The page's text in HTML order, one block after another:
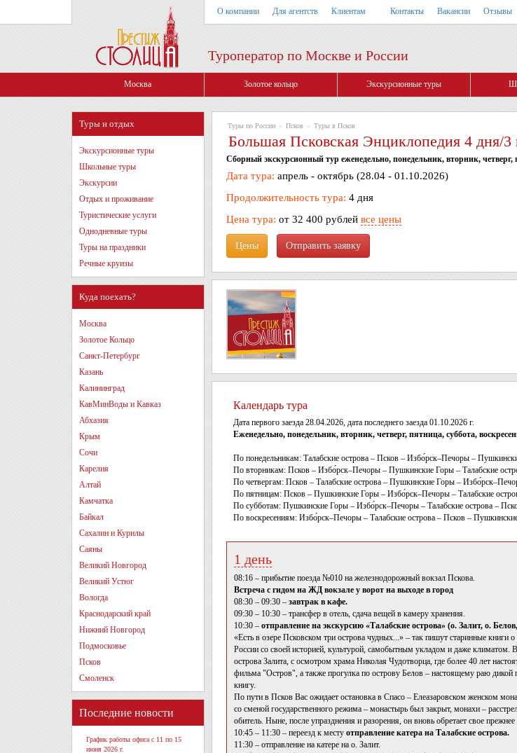
О компании Для агентств Клиентам Контакты Вакансии Отзывы
Туроператор по Москве и России
Москва Золотое кольцо Экскурсионные туры
Туры и отдых
Экскурсионные туры
Школьные туры
Экскурсии
Отдых и проживание
Туристические услуги
Однодневные туры
Туры на праздники
Речные круизы
Куда поехать?
Москва
Золотое Кольцо
Санкт-Петербург
Казань
Калининград
КавМинВоды и Кавказ
Абхазия
Крым
Сочи
Карелия
Алтай
Камчатка
Байкал
Сахалин и Курилы
Саяны
Великий Новгород
Великий Устюг
Вологда
Краснодарский край
Нижний Новгород
Подмосковье
Псков
Смоленск
Последние новости
График работы офиса с 11 по 15
июня 2026 г.
Туры по России » Псков » Туры в Псков
Большая Псковская Энциклопедия 4 дня/3
Сборный экскурсионный тур еженедельно, понедельник, вторник, четверг,
Дата тура: апрель - октябрь (28.04 - 01.10.2026)
Продолжительность тура: 4 дня
Цена тура: от 32 400 рублей все цены
Цены
Календарь тура
Дата первого заезда 28.04.2026, дата последнего заезда 01.10.2026 г.
Еженедельно, понедельник, вторник, четверг, пятница, суббота,
По понедельникам: Талабские острова – Псков – Избо́рск–Печоры –
По вторникам: Псков – Избо́рск–Печоры – Пушкинские Горы – Талабские
По четвергам: Псков – Талабские острова – Пушкинские Горы –
По пятницам: Псков – Пушкинские Горы – Избо́рск–Печоры – Талабские
По субботам: Пушкинские Горы – Избо́рск–Печоры – Талабские острова –
По воскресениям: Избо́рск–Печоры – Талабские острова – Псков –
1 день
08:16 – прибытие поезда №010 на железнодорожный вокзал Пскова.
Встреча с гидом на ЖД вокзале у ворот на выходе в город
08:30 – 09:30 – завтрак в кафе.
09:30 – 10:30 – трансфер в отель, сдача вещей в камеру хранения.
10:30 – отправление на экскурсию «Талабские острова» (о. Залит, о.
«Есть в озере Псковском три острова чудных...» – так пишут старинные книги
России со своей историей, культурой, самобытным укладом и даже климатом.
острова Залита, с осмотром храма Николая Чудотворца, где более 40 лет
фильма "Остров", а также прогулка по острову Белов – настоящему раю дикой
книгу.
По пути в Псков Вас ожидает остановка в Спасо – Елеазаровском женском
со сменой государственного режима – монастырь был закрыт, монахи –
обитель. Ныне, после упразднения и разорения, он вновь обретает свое прежнее
10:45 – 11:30 – переезд к месту отправление катера на Талабские острова.
11:30 – отправление на катере на о. Залит.